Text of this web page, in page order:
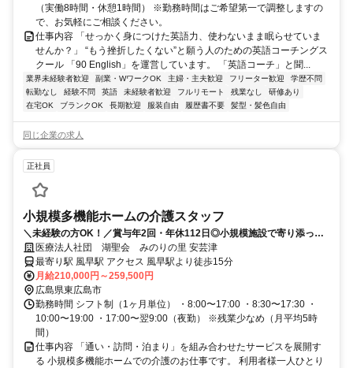
（実働8時間・休憩1時間） ※勤務時間はご希望第一で調整しますの
で、お気軽にご相談ください。
仕事内容 「せっかく身につけた英語力、使わないまま眠らせていま
せんか？」 “もう挫折したくない”と願う人のための英語コーチングス
クール 「90 English」を運営しています。 「英語コーチ」と聞...
業界未経験者歓迎 副業・WワークOK 主婦・主夫歓迎 フリーター歓迎
学歴不問
転勤なし
経験不問 英語 未経験者歓迎 フルリモート 残業なし
研修あり
在宅OK
ブランクOK 長期歓迎 服装自由 履歴書不要 髪型・髪色自由
同じ企業の求人
正社員
小規模多機能ホームの介護スタッフ
＼未経験の方OK！／賞与年2回・年休112日◎小規模施設で寄り添った
介護できる環境です♪
医療法人社団 湖聖会 みのりの里 安芸津
最寄り駅 風早駅 アクセス 風早駅より徒歩15分
月給210,000円～259,500円
広島県東広島市
勤務時間 シフト制（1ヶ月単位） ・8:00〜17:00 ・8:30〜17:30 ・
10:00〜19:00 ・17:00〜翌9:00（夜勤） ※残業少なめ（月平均5時
間）
仕事内容 「通い・訪問・泊まり」を組み合わせたサービスを展開す
る 小規模多機能ホームでの介護のお仕事です。 利用者様一人ひとり